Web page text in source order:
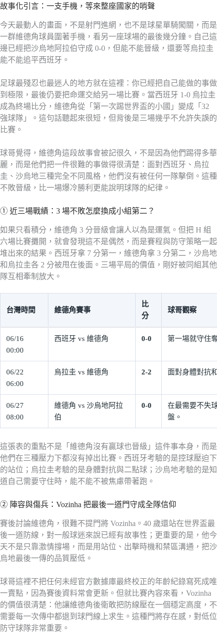
故事化引言：一支手機，等來整座國家的哨聲
今天最動人的畫面，不是射門進網，也不是球星單騎闖關，而是
一群維德角球員圍著手機，看另一座球場的最後幾分鐘。自己這
邊已經把沙烏地阿拉伯守成 0-0，但能不能晉級，還要等烏拉圭
能不能追平西班牙。
足球最殘忍也最迷人的地方就在這裡：你已經把自己能做的事做
到極限，最後仍要把命運交給另一場比賽。當西班牙 1-0 烏拉圭
成為終場比分，維德角從「第一次踢世界盃的小國」變成「32
強球隊」。這句話聽起來很短，但背後是三場幾乎不允許失誤的
比賽。
球哥覺得，維德角這段故事會被記很久，不是因為他們踢得多華
麗，而是他們把一件很難的事做得很清楚：面對西班牙、烏拉
圭、沙烏地三種完全不同風格，他們沒有被任何一隊擊倒。這種
不敗晉級，比一場爆冷勝利更能說明球隊的紀律。
① 近三場戰績：3 場不敗怎麼換成小組第二？
如果只看積分，維德角 3 分晉級會讓人以為是運氣。但把 H 組
六場比賽攤開，就會發現這不是偶然，而是賽程與防守策略一起
堆出來的結果。西班牙拿 7 分第一，維德角拿 3 分第二，沙烏地
和烏拉圭各 2 分被甩在後面。三場平局的價值，剛好被同組其他
隊互相牽制放大。
台灣時間 維德角賽事
比
分
球哥觀察
06/16
00:00
西班牙 vs 維德角 0-0 第一場就守住
06/22
06:00
烏拉圭 vs 維德角 2-2 面對身體對抗
06/27
08:00
維德角 vs 沙烏地阿拉
伯
0-0
在最需要不失
盤。
這張表的重點不是「維德角沒有贏球也晉級」這件事本身，而是
他們在三種壓力下都沒有掉出比賽。西班牙考驗的是控球壓迫下
的站位；烏拉圭考驗的是身體對抗與二點球；沙烏地考驗的是知
道自己需要守住時，能不能不被焦慮帶著跑。
② 陣容與傷兵：Vozinha 把最後一道門守成全隊信仰
賽後討論維德角，很難不提門將 Vozinha。40 歲還站在世界盃最
後一道防線，對一般球迷來說已經有故事性；更重要的是，他今
天不是只靠激情撐場，而是用站位、出擊時機和禁區溝通，把沙
烏地最後一傳的品質壓低。
球哥這裡不把任何未經官方數據庫最終校正的年齡紀錄寫死成唯
一賣點，因為賽後資料常會更新。但就比賽內容來看，Vozinha
的價值很清楚：他讓維德角後衛敢把防線壓在一個穩定高度，不
需要每一次傳中都退到球門線上求生。這種門將存在感，對低位
防守球隊非常重要。